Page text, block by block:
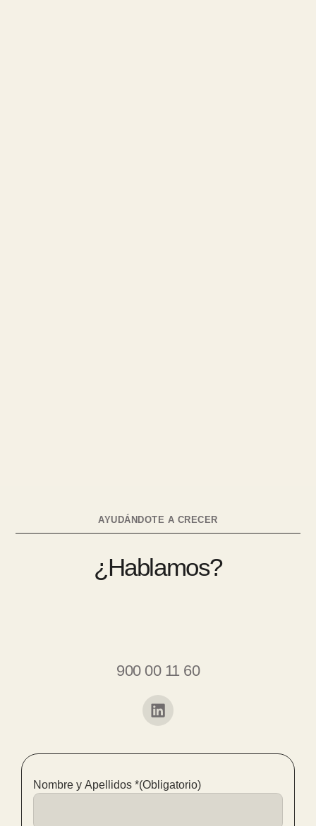
AYUDÁNDOTE A CRECER
¿Hablamos?
900 00 11 60
Nombre y Apellidos *(Obligatorio)